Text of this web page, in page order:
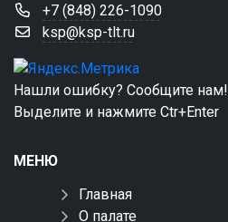
+7 (848) 226-1090
ksp@ksp-tlt.ru
Нашли ошибку? Сообщите нам!
Выделите и нажмите Ctr+Enter
МЕНЮ
Главная
О палате